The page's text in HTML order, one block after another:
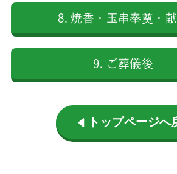
8. 焼香・玉串奉奠・
9. ご葬儀後
トップページへ